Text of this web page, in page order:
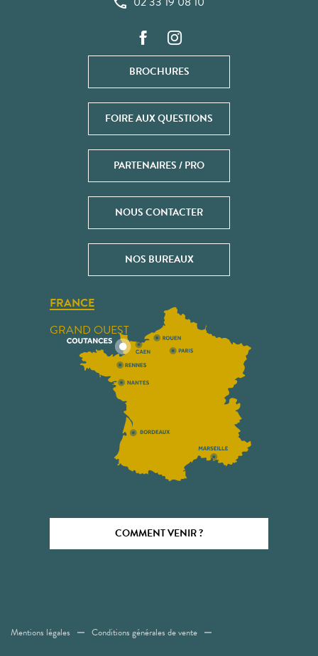
BROCHURES
FOIRE AUX QUESTIONS
PARTENAIRES / PRO
NOUS CONTACTER
NOS BUREAUX
FRANCE
GRAND OUEST
COMMENT VENIR ?
Mentions légales Conditions générales de vente